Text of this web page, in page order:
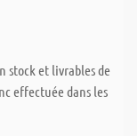
stock et livrables de
effectuée dans les